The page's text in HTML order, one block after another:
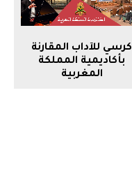
كرسي للآداب المقارنة
بأكاديمية المملكة
المغربية